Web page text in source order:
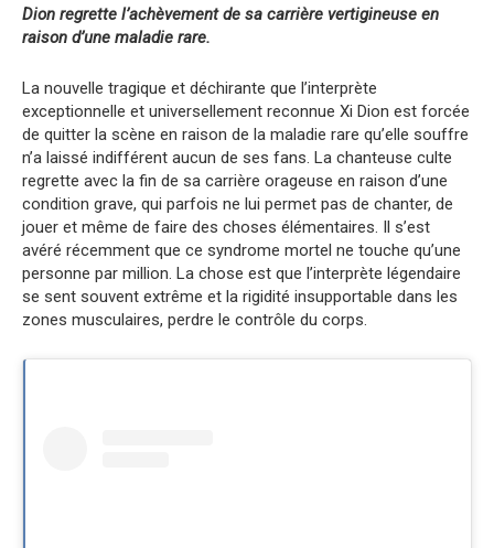
Dion regrette l’achèvement de sa carrière vertigineuse en
raison d’une maladie rare.
La nouvelle tragique et déchirante que l’interprète
exceptionnelle et universellement reconnue Xi Dion est forcée
de quitter la scène en raison de la maladie rare qu’elle souffre
n’a laissé indifférent aucun de ses fans. La chanteuse culte
regrette avec la fin de sa carrière orageuse en raison d’une
condition grave, qui parfois ne lui permet pas de chanter, de
jouer et même de faire des choses élémentaires. Il s’est
avéré récemment que ce syndrome mortel ne touche qu’une
personne par million. La chose est que l’interprète légendaire
se sent souvent extrême et la rigidité insupportable dans les
zones musculaires, perdre le contrôle du corps.